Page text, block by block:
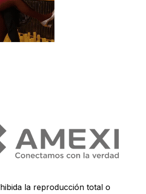
la reproducción total o